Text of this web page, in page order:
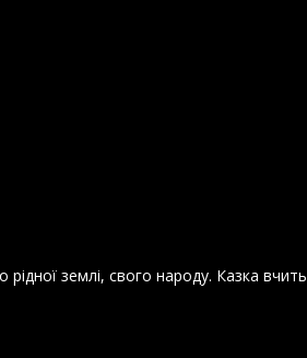
землі, свого народу. Казка вчить